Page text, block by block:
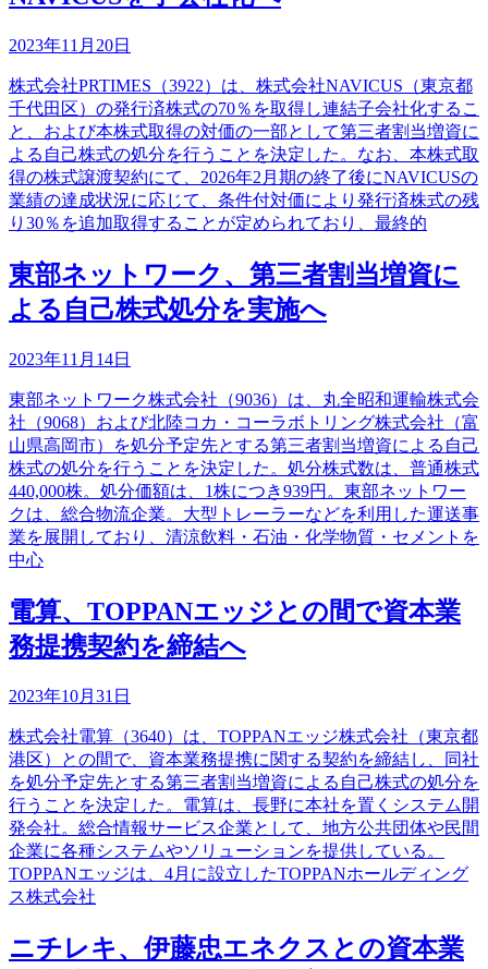
2023年11月20日
株式会社PRTIMES（3922）は、株式会社NAVICUS（東京都
千代田区）の発行済株式の70％を取得し連結子会社化するこ
と、および本株式取得の対価の一部として第三者割当増資に
よる自己株式の処分を行うことを決定した。なお、本株式取
得の株式譲渡契約にて、2026年2月期の終了後にNAVICUSの
業績の達成状況に応じて、条件付対価により発行済株式の残
り30％を追加取得することが定められており、最終的
東部ネットワーク、第三者割当増資に
よる自己株式処分を実施へ
2023年11月14日
東部ネットワーク株式会社（9036）は、丸全昭和運輸株式会
社（9068）および北陸コカ・コーラボトリング株式会社（富
山県高岡市）を処分予定先とする第三者割当増資による自己
株式の処分を行うことを決定した。処分株式数は、普通株式
440,000株。処分価額は、1株につき939円。東部ネットワー
クは、総合物流企業。大型トレーラーなどを利用した運送事
業を展開しており、清涼飲料・石油・化学物質・セメントを
中心
電算、TOPPANエッジとの間で資本業
務提携契約を締結へ
2023年10月31日
株式会社電算（3640）は、TOPPANエッジ株式会社（東京都
港区）との間で、資本業務提携に関する契約を締結し、同社
を処分予定先とする第三者割当増資による自己株式の処分を
行うことを決定した。電算は、長野に本社を置くシステム開
発会社。総合情報サービス企業として、地方公共団体や民間
企業に各種システムやソリューションを提供している。
TOPPANエッジは、4月に設立したTOPPANホールディング
ス株式会社
ニチレキ、伊藤忠エネクスとの資本業